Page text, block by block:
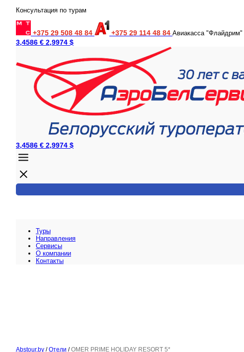
Консультация по турам
+375 29 508 48 84 +375 29 114 48 84 Авиакасса "Флайдрим"
3,4586 € 2,9974 $
3,4586 € 2,9974 $
Туры
Направления
Сервисы
O компании
Контакты
Abstour.by / Отели / OMER PRIME HOLIDAY RESORT 5*